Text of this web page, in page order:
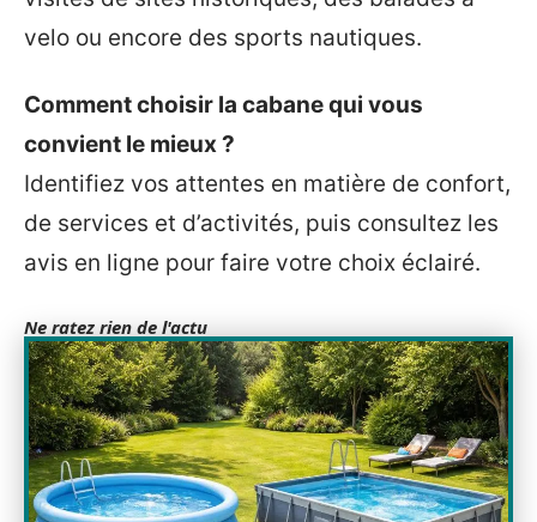
velo ou encore des sports nautiques.
Comment choisir la cabane qui vous
convient le mieux ?
Identifiez vos attentes en matière de confort,
de services et d’activités, puis consultez les
avis en ligne pour faire votre choix éclairé.
Ne ratez rien de l'actu